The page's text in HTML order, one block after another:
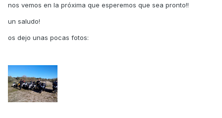
nos vemos en la próxima que esperemos que sea pronto!!
un saludo!
os dejo unas pocas fotos: